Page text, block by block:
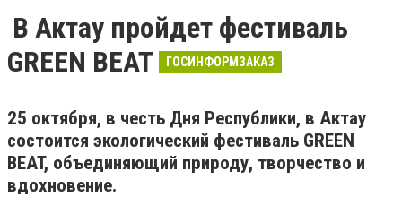
В Актау пройдет фестиваль
GREEN BEAT
ГОСИНФОРМЗАКАЗ
25 октября, в честь Дня Республики, в Актау
состоится экологический фестиваль GREEN
BEAT, объединяющий природу, творчество и
вдохновение.